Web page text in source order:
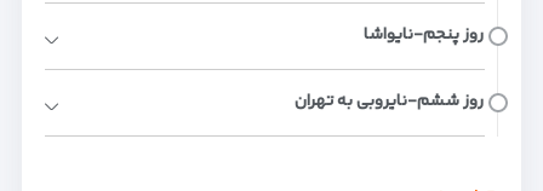
روز پنجم-نایواشا
روز ششم-نایروبی به تهران